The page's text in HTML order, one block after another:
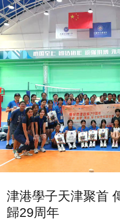
津港學子天津聚首
歸29周年